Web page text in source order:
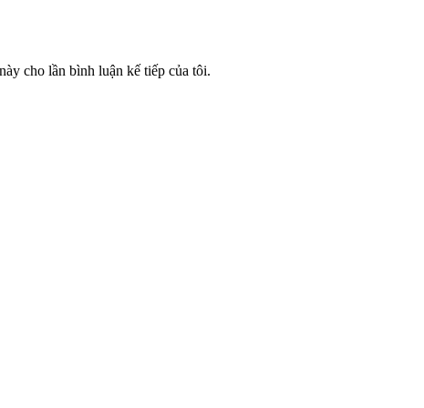
cho lần bình luận kế tiếp của tôi.